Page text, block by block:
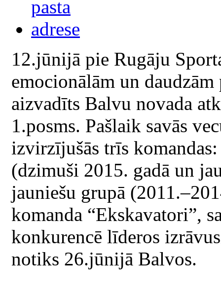
12.jūnijā pie Rugāju
emocionālām un
aizvadīts Balvu novada
1.posms. Pašlaik savās
izvirzījušās trīs
(dzimuši 2015. gadā un
jauniešu grupā
komanda “Ekskavatori”,
konkurencē līderos
notiks 26.jūnijā Balvos.